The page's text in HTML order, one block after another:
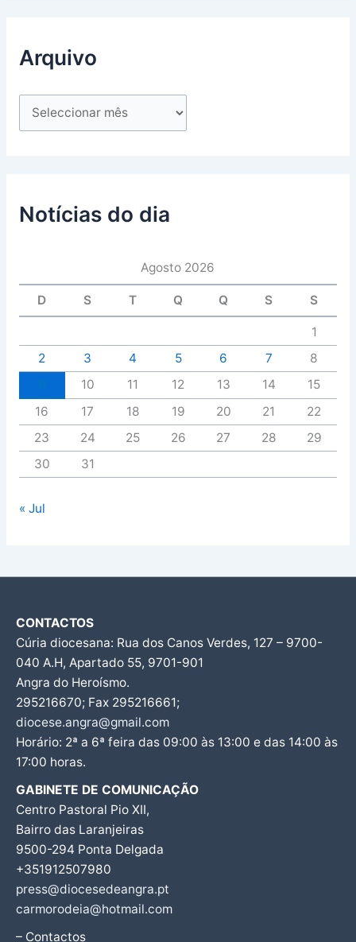
Arquivo
Notícias do dia
Agosto 2026
D S T Q Q S S
1
2
3 4 5 6 7
8
10 11 12 13 14
15
16
17 18 19 20 21
22
23
24 25 26 27 28
29
30
31
« Jul
CONTACTOS
Cúria diocesana: Rua dos Canos Verdes, 127 – 9700-
040 A.H, Apartado 55, 9701-901
Angra do Heroísmo.
295216670; Fax 295216661;
diocese.angra@gmail.com
Horário: 2ª a 6ª feira das 09:00 às 13:00 e das 14:00 às
17:00 horas.
GABINETE DE COMUNICAÇÃO
Centro Pastoral Pio XII,
Bairro das Laranjeiras
9500-294 Ponta Delgada
+351912507980
press@diocesedeangra.pt
carmorodeia@hotmail.com
– Contactos